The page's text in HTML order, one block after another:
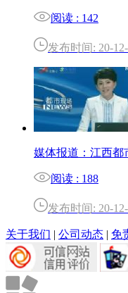
阅读 : 142
发布时间: 20-
媒体报道：江西都
阅读 : 188
发布时间: 20-
关于我们 | 公司动态 | 免